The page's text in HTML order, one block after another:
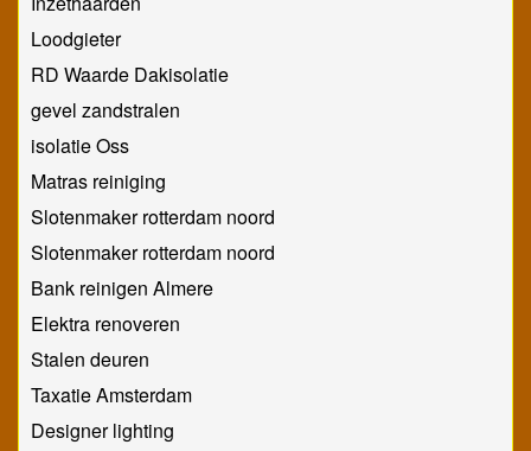
Loodgieter
RD Waarde Dakisolatie
gevel zandstralen
isolatie Oss
Matras reiniging
Slotenmaker rotterdam noord
Slotenmaker rotterdam noord
Bank reinigen Almere
Elektra renoveren
Stalen deuren
Taxatie Amsterdam
Designer lighting